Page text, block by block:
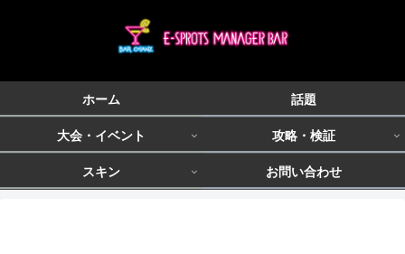
ホーム 話題
大会・イベント 攻略・検証
スキン お問い合わせ